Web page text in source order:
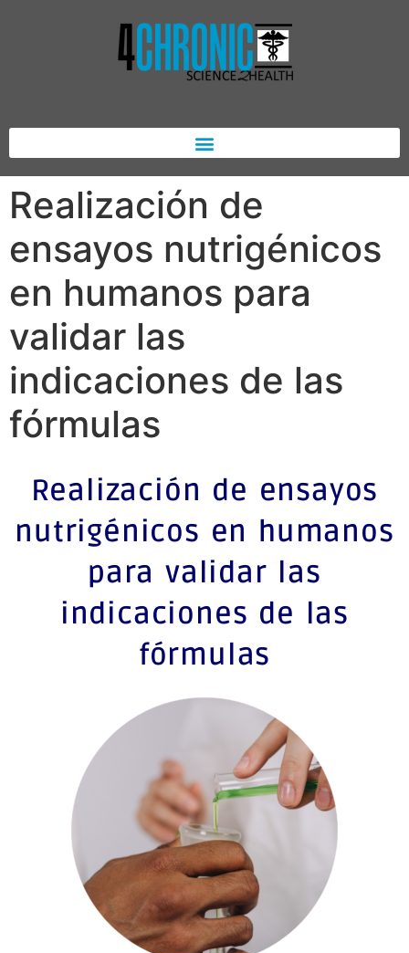
Realización de
ensayos nutrigénicos
en humanos para
validar las
indicaciones de las
fórmulas
Realización de ensayos
nutrigénicos en humanos
para validar las
indicaciones de las
fórmulas